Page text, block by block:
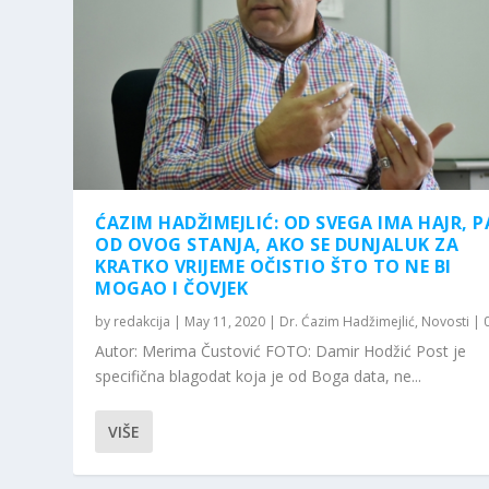
ĆAZIM HADŽIMEJLIĆ: OD SVEGA IMA HAJR,
OD OVOG STANJA, AKO SE DUNJALUK ZA
KRATKO VRIJEME OČISTIO ŠTO TO NE BI
MOGAO I ČOVJEK
by redakcija | May 11, 2020 | Dr. Ćazim Hadžimejlić, Novosti |
Autor: Merima Čustović FOTO: Damir Hodžić Post je
specifična blagodat koja je od Boga data, ne...
VIŠE